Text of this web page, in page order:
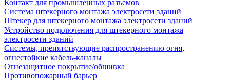
Контакт для промышленных разъемов
Система штекерного монтажа электросети зданий
Штекер для штекерного монтажа электросети зданий
Устройство подключения для штекерного монтажа
электросети зданий
Системы, препятствующие распространению огня,
огнестойкие кабель-каналы
Огнезащитное покрытие/обшивка
Противопожарный барьер